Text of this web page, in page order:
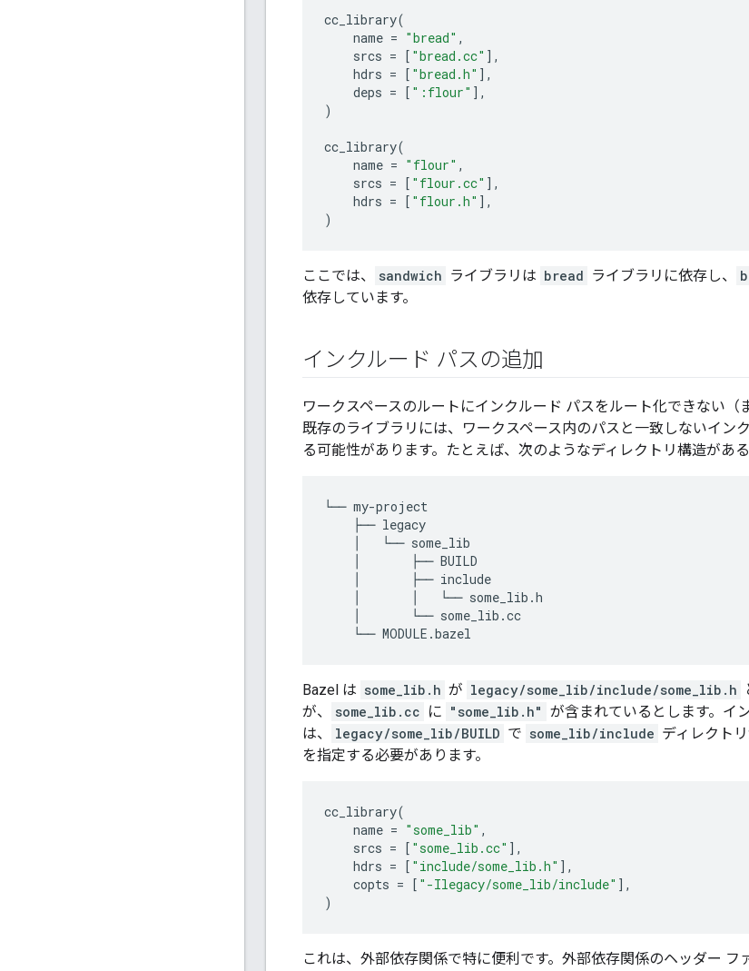
cc_library(
name = "bread" ,
srcs = [ "bread.cc" ],
hdrs = [ "bread.h" ],
deps = [ ":flour" ],
)
cc_library(
name = "flour" ,
srcs = [ "flour.cc" ],
hdrs = [ "flour.h" ],
)
ここでは、 sandwich ライブラリは bread ライブラリに依存し、
依存しています。
インクルード パスの追加
ワークスペースのルートにインクルード パスをルート化できない（
既存のライブラリには、ワークスペース内のパスと一致しないイン
る可能性があります。たとえば、次のようなディレクトリ構造がある
└── my-project
├── legacy
└── some_lib
├── BUILD
├── include
└── some_lib .h
└── some_lib .cc
└── MODULE .bazel
Bazel は some_lib.h が legacy/some_lib/include/some_lib.h
が、
some_lib.cc に "some_lib.h" が含まれているとします。イ
は、
legacy/some_lib/BUILD で some_lib/include ディレクト
を指定する必要があります。
cc_library(
name = "some_lib" ,
srcs = [ "some_lib.cc" ],
hdrs = [ "include/some_lib.h" ],
copts = [ "-Ilegacy/some_lib/include" ],
)
これは、外部依存関係で特に便利です。外部依存関係のヘッダー フ